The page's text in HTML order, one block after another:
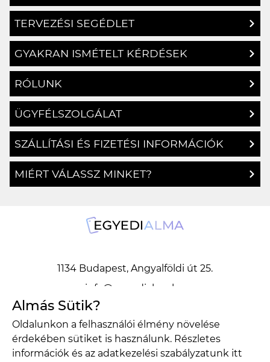
TERVEZÉSI SEGÉDLET
GYAKRAN ISMÉTELT KÉRDÉSEK
RÓLUNK
ÜGYFÉLSZOLGÁLAT
SZÁLLÍTÁSI ÉS FIZETÉSI INFORMÁCIÓK
MIÉRT VÁLASSZ MINKET?
1134 Budapest, Angyalföldi út 25.
info@egyedialma.hu
1134 Budapest, Angyalföldi út 25.
info@egyedialma.hu
Almás Sütik?
Oldalunkon a felhasználói élmény növelése
érdekében sütiket is használunk. Részletes
információk és az adatkezelési szabályzatunk itt